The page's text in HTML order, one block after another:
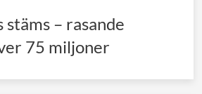
stäms – rasande
75 miljoner